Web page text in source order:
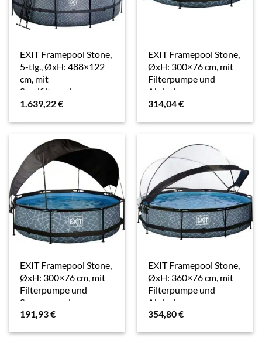
EXIT Framepool Stone,
5-tlg., ØxH: 488×122
cm, mit
Sandfilteranlage,
Wärmepumpe
1.639,22€
EXIT Framepool Stone,
ØxH: 300×76 cm, mit
Filterpumpe und
Abdeckung
314,04€
EXIT Framepool Stone,
ØxH: 300×76 cm, mit
Filterpumpe und
Sonnensegel
191,93€
EXIT Framepool Stone,
ØxH: 360×76 cm, mit
Filterpumpe und
Abdeckung
354,80€